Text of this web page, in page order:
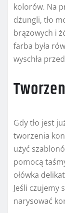
kolorów. Na
dżungli, tło
brązowych i
farba była
wyschła
Gdy tło jest
tworzenia
użyć
pomocą
ołówka
Jeśli czujemy
narysować